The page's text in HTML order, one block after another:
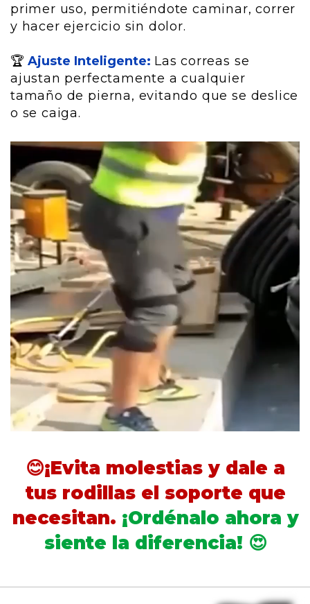
primer uso, permitiéndote caminar, correr
y hacer ejercicio sin dolor.
🏆 Ajuste Inteligente: Las correas se
ajustan perfectamente a cualquier
tamaño de pierna, evitando que se deslice
o se caiga.
😊¡Evita molestias y dale a
tus rodillas el soporte que
necesitan. ¡Ordénalo ahora y
siente la diferencia! 😍